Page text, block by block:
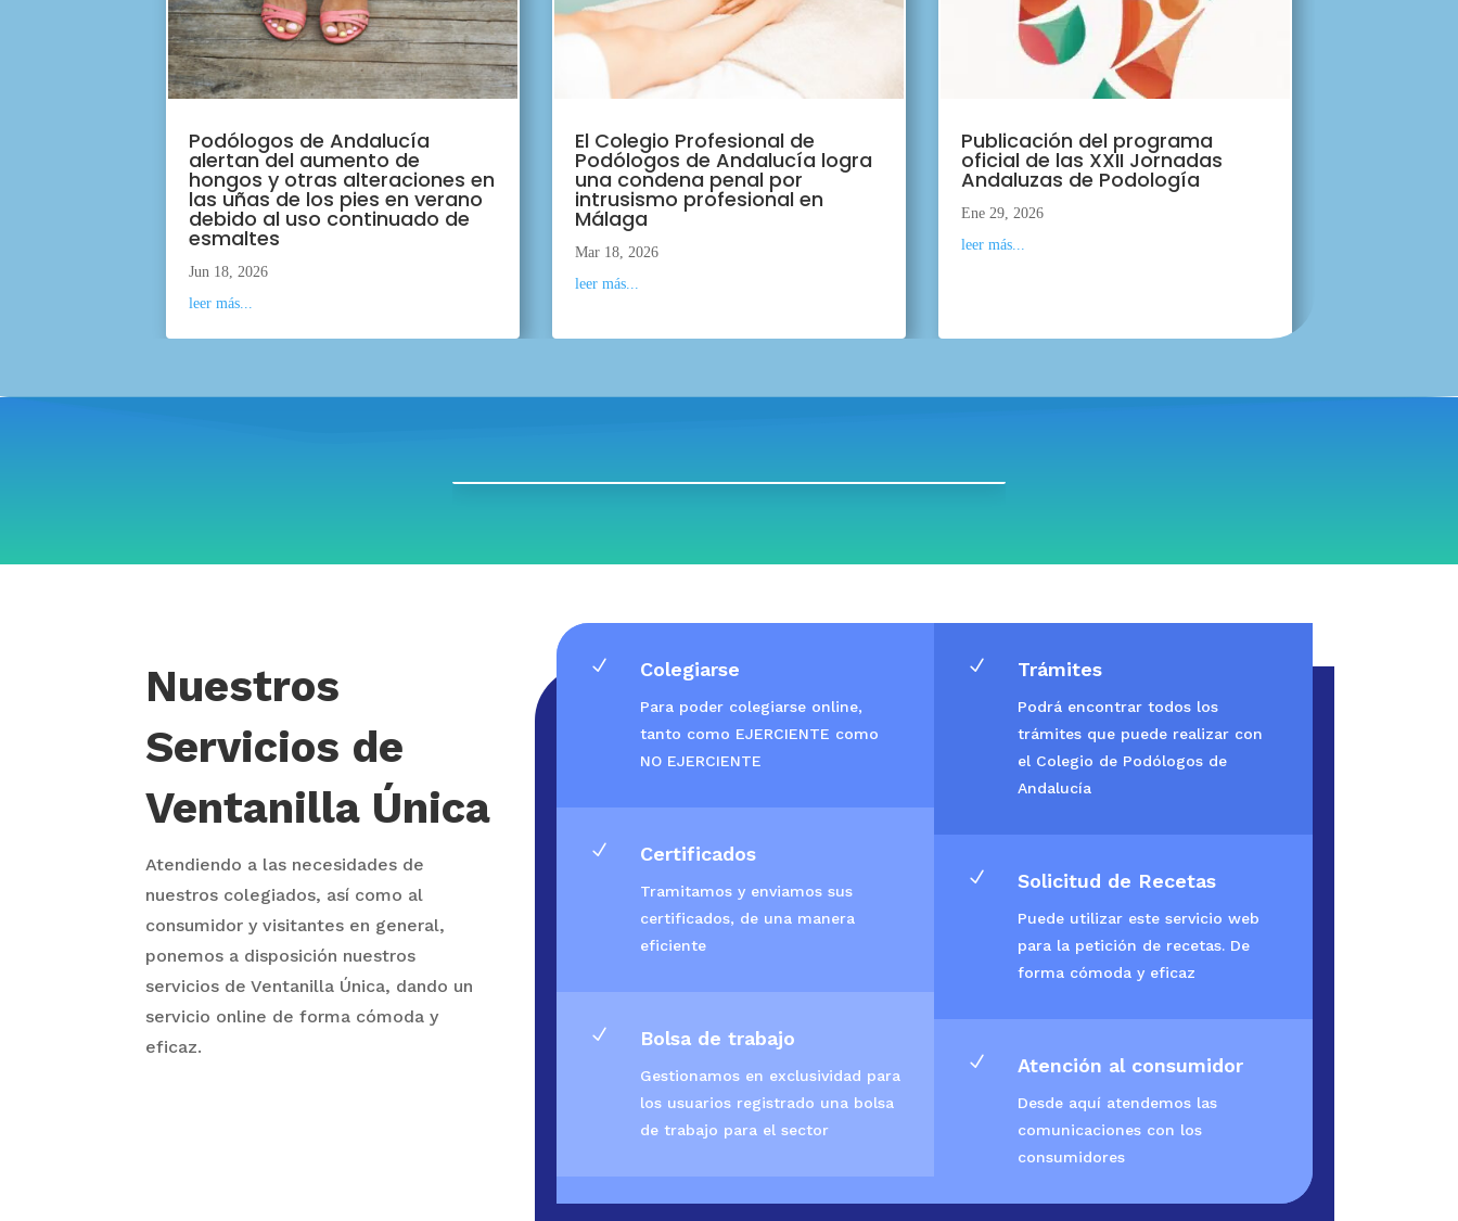
Podólogos de Andalucía
alertan del aumento de
hongos y otras alteraciones en
las uñas de los pies en verano
debido al uso continuado de
esmaltes
Jun 18, 2026
leer más...
El Colegio Profesional de
Podólogos de Andalucía logra
una condena penal por
intrusismo profesional en
Málaga
Mar 18, 2026
leer más...
Publicación del programa
oficial de las XXII Jornadas
Andaluzas de Podología
Ene 29, 2026
leer más...
Nuestros
Servicios de
Ventanilla Única
Atendiendo a las necesidades de
nuestros colegiados, así como al
consumidor y visitantes en general,
ponemos a disposición nuestros
servicios de Ventanilla Única, dando un
servicio online de forma cómoda y
eficaz.
N Colegiarse
Para poder colegiarse online,
tanto como EJERCIENTE como
NO EJERCIENTE
N Certificados
Tramitamos y enviamos sus
certificados, de una manera
eficiente
N Bolsa de trabajo
Gestionamos en exclusividad para
los usuarios registrado una bolsa
de trabajo para el sector
N Trámites
Podrá encontrar todos los
trámites que puede realizar con
el Colegio de Podólogos de
Andalucía
N Solicitud de Recetas
Puede utilizar este servicio web
para la petición de recetas. De
forma cómoda y eficaz
N Atención al consumidor
Desde aquí atendemos las
comunicaciones con los
consumidores